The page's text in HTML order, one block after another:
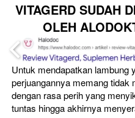
VITAGERD SUDAH
OLEH
Untuk mendapatkan lambung
perjuangannya memang tidak
dengan rasa perih yang
tuntas hingga akhirnya